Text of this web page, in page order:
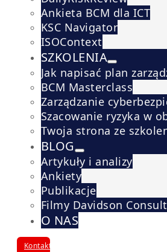
Ankieta BCM dla ICT
KSC Navigator
ISOContext
SZKOLENIA
Jak napisać plan
BCM Masterclass
Zarządzanie
Szacowanie ryzyka w
Twoja strona ze
BLOG
Artykuły i analizy
Ankiety
Publikacje
Filmy Davidson
O NAS
Kontakt